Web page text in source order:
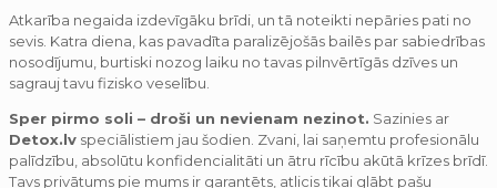
Atkarība negaida izdevīgāku brīdi, un tā noteikti nepāries pati no
sevis. Katra diena, kas pavadīta paralizējošās bailēs par sabiedrības
nosodījumu, burtiski nozog laiku no tavas pilnvērtīgās dzīves un
sagrauj tavu fizisko veselību.
Sper pirmo soli – droši un nevienam nezinot. Sazinies ar
Detox.lv speciālistiem jau šodien. Zvani, lai saņemtu profesionālu
palīdzību, absolūtu konfidencialitāti un ātru rīcību akūtā krīzes brīdī.
Tavs privātums pie mums ir garantēts, atlicis tikai glābt pašu